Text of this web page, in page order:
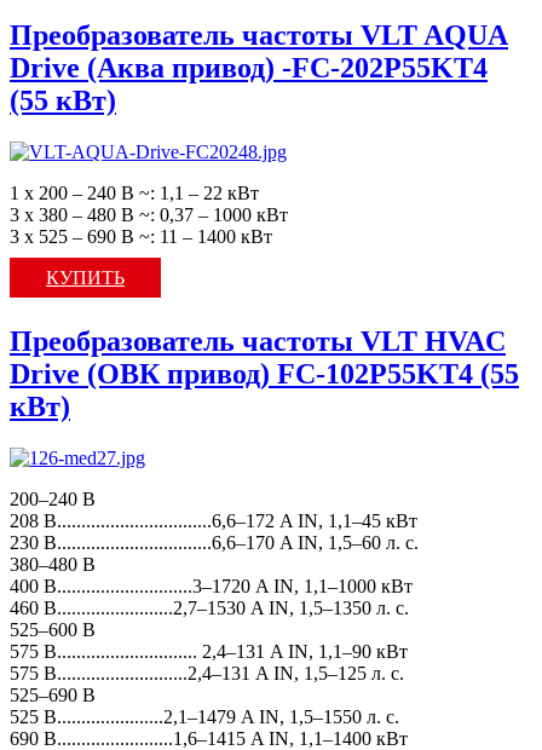
Преобразователь частоты VLT AQUA
Drive (Аква привод) -FC-202P55KT4
(55 кВт)
1 х 200 – 240 В ~: 1,1 – 22 кВт
3 х 380 – 480 В ~: 0,37 – 1000 кВт
3 х 525 – 690 В ~: 11 – 1400 кВт
КУПИТЬ
Преобразователь частоты VLT HVAC
Drive (ОВК привод) FC-102P55KT4 (55
кВт)
200–240 В
208 В................................6,6–172 A IN, 1,1–45 кВт
230 В................................6,6–170 A IN, 1,5–60 л. с.
380–480 В
400 В............................3–1720 A IN, 1,1–1000 кВт
460 В........................2,7–1530 A IN, 1,5–1350 л. с.
525–600 В
575 В............................. 2,4–131 A IN, 1,1–90 кВт
575 В...........................2,4–131 A IN, 1,5–125 л. с.
525–690 В
525 В......................2,1–1479 A IN, 1,5–1550 л. с.
690 В........................1,6–1415 A IN, 1,1–1400 кВт